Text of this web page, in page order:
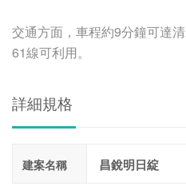
交通方面，車程約9分鐘可達
61線可利用。
詳細規格
建案名稱 昌銳明日綻